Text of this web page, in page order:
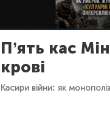
П’ять кас
крові
Касири війни: як